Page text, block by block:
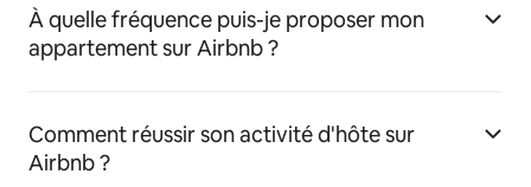
À quelle fréquence puis-je proposer mon
appartement sur Airbnb ?
Comment réussir son activité d'hôte sur
Airbnb ?